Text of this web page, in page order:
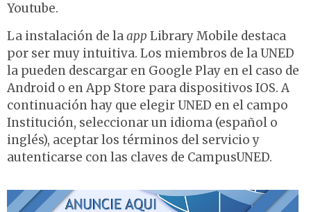
Youtube.
La instalación de laapp Library Mobile destaca
por ser muy intuitiva. Los miembros de la UNED
la pueden descargar en Google Play en el caso de
Android o en App Store para dispositivos IOS. A
continuación hay que elegir UNED en el campo
Institución, seleccionar un idioma (español o
inglés), aceptar los términos del servicio y
autenticarse con las claves de CampusUNED.